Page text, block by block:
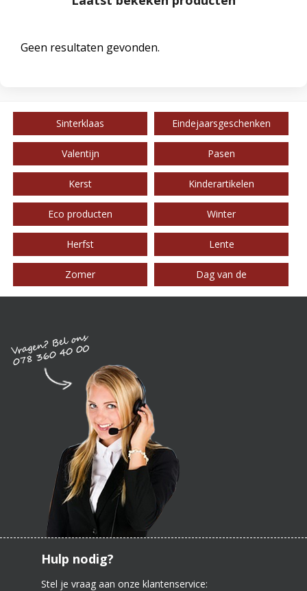
Geen resultaten gevonden.
Sinterklaas Eindejaarsgeschenken
Valentijn Pasen
Kerst Kinderartikelen
Eco producten Winter
Herfst Lente
Zomer Dag van de
Hulp nodig?
Stel je vraag aan onze klantenservice: